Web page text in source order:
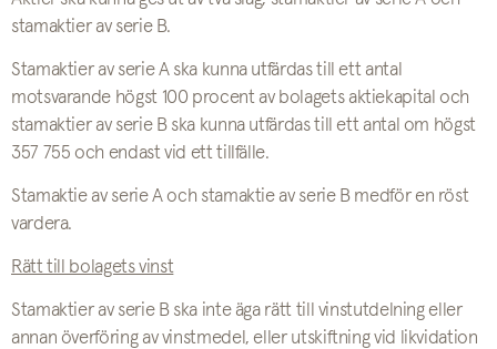
stamaktier av serie B.
Stamaktier av serie A ska kunna utfärdas till ett antal
motsvarande högst 100 procent av bolagets aktiekapital och
stamaktier av serie B ska kunna utfärdas till ett antal om högst
357 755 och endast vid ett tillfälle.
Stamaktie av serie A och stamaktie av serie B medför en röst
vardera.
Rätt till bolagets vinst
Stamaktier av serie B ska inte äga rätt till vinstutdelning eller
annan överföring av vinstmedel, eller utskiftning vid likvidation